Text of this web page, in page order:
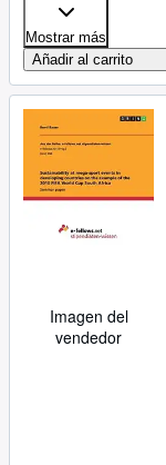
Mostrar más
Añadir al carrito
Imagen del
vendedor